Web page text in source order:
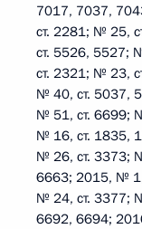
7017, 7037,
ст. 2281; № 25,
ст. 5526, 5527;
ст. 2321; № 23,
№ 40, ст. 5037,
№ 51, ст. 6699;
№ 16, ст. 1835,
№ 26, ст. 3373;
6663; 2015, №
№ 24, ст. 3377;
6692, 6694;